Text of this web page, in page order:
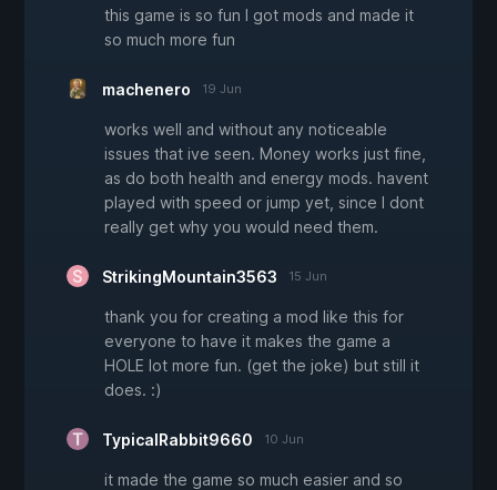
this game is so fun I got mods and made it
so much more fun
machenero 19 Jun
works well and without any noticeable
issues that ive seen. Money works just fine,
as do both health and energy mods. havent
played with speed or jump yet, since I dont
really get why you would need them.
StrikingMountain3563 15 Jun
thank you for creating a mod like this for
everyone to have it makes the game a
HOLE lot more fun. (get the joke) but still it
does. :)
TypicalRabbit9660 10 Jun
it made the game so much easier and so